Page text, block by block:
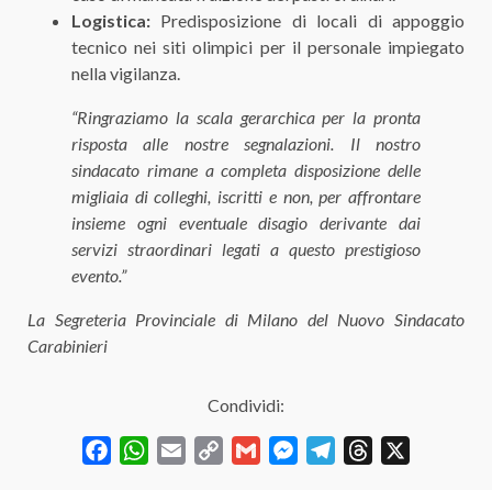
Logistica: Predisposizione di locali di appoggio
tecnico nei siti olimpici per il personale impiegato
nella vigilanza.
“Ringraziamo la scala gerarchica per la pronta
risposta alle nostre segnalazioni. Il nostro
sindacato rimane a completa disposizione delle
migliaia di colleghi, iscritti e non, per affrontare
insieme ogni eventuale disagio derivante dai
servizi straordinari legati a questo prestigioso
evento.”
La Segreteria Provinciale di Milano del Nuovo Sindacato
Carabinieri
Condividi:
FacebookWhatsApp
Email
Copy
Gmail MessengerTelegramThreads